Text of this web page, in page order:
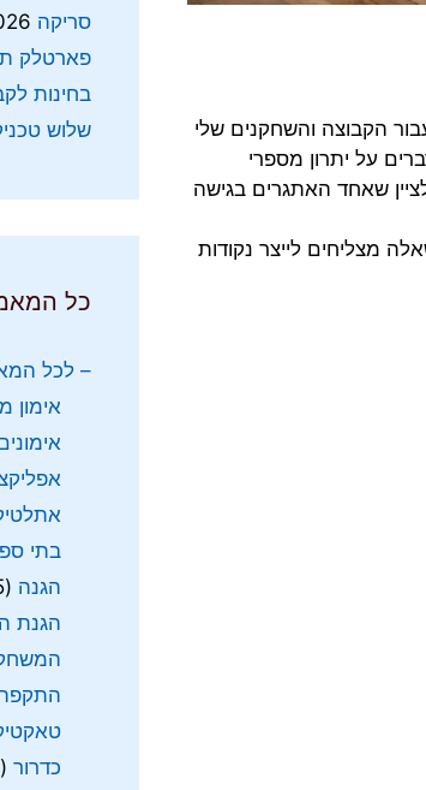
הקבוצה והשחקנים שלי
על יתרון מספרי
שאחד האתגרים בגישה
מצליחים לייצר נקודות
סריקה
פארטלק
בחינות
שלוש
כל
– לכל
אימון
בתי
הגנה (25)
הגנת
כדרור (30)